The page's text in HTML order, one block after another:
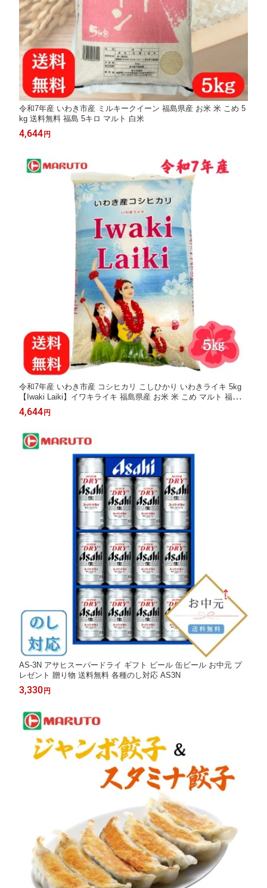
令和7年産 いわき市産 ミルキークイーン 福島県産 お米 米 こめ 5
kg 送料無料 福島 5キロ マルト 白米
4,644円
令和7年産 いわき市産 コシヒカリ こしひかり いわきライキ 5kg
【Iwaki Laiki】イワキライキ 福島県産 お米 米 こめ マルト 福島 5
キロ 白米 送料無料
4,644円
AS-3N アサヒスーパードライ ギフト ビール 缶ビール お中元 プ
レゼント 贈り物 送料無料 各種のし対応 AS3N
3,330円